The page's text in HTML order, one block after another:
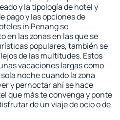
y la tipología de hotel y
pago y las opciones de
in Penang se
en las zonas en las que se
populares, también se
de las multitudes. Estos
vacaciones largas como
noche cuando la zona
y pernoctar ahí se hace
que más te convenga y ponte
de un viaje de ocio o de